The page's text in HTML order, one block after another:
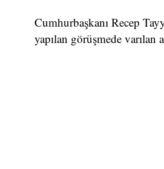
Cumhurbaşkanı Recep
yapılan görüşmede varılan